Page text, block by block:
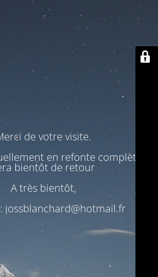
de votre visite.
en refonte complète. Il
bientôt de retour
A très bientôt,
jossblanchard@hotmail.fr